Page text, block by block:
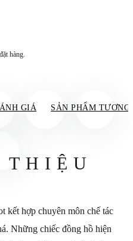
hàng.
GIÁ SẢN PHẨM TƯƠNG
kết hợp chuyên môn chế tác
Những chiếc đồng hồ hiện